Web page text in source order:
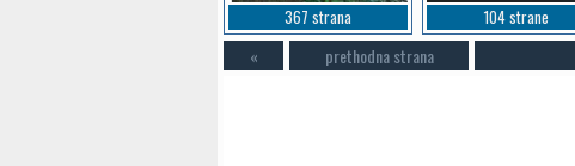
367 strana 104 strane
« prethodna strana